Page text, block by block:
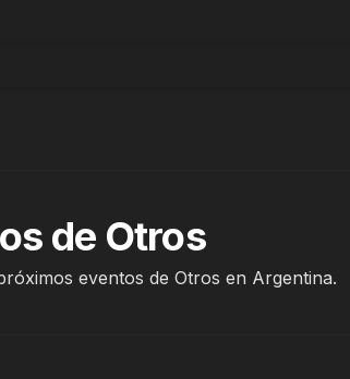
de Otros
eventos de Otros en Argentina.